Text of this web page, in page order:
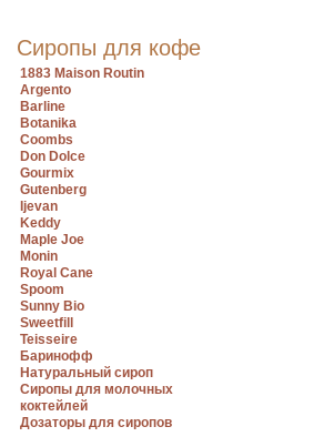
Сиропы для кофе
1883 Maison Routin
Argento
Barline
Botanika
Coombs
Don Dolce
Gourmix
Gutenberg
Ijevan
Keddy
Maple Joe
Monin
Royal Cane
Spoom
Sunny Bio
Sweetfill
Teisseire
Баринофф
Натуральный сироп
Сиропы для молочных
коктейлей
Дозаторы для сиропов